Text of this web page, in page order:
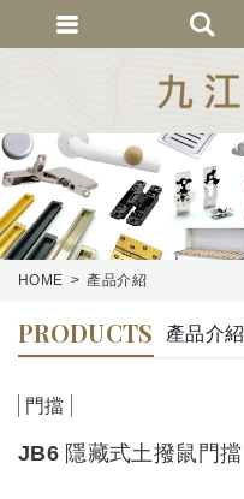
HOME 產品介紹
PRODUCTS 產品介紹
門擋
JB6 隱藏式土撥鼠門擋